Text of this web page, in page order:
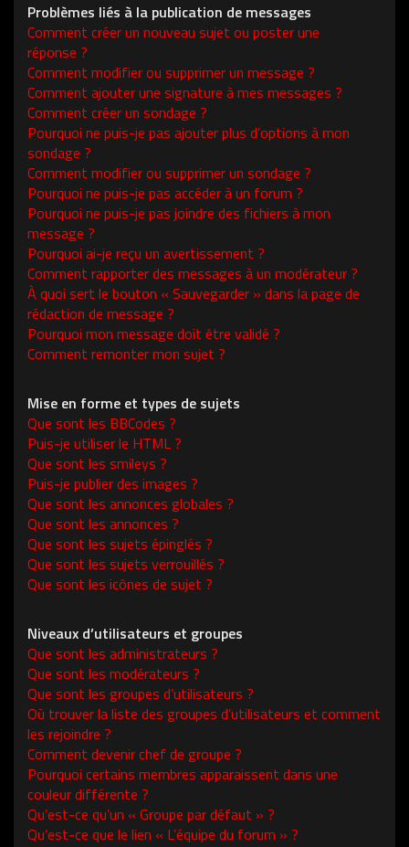
Problèmes liés à la publication de messages
Comment créer un nouveau sujet ou poster une
réponse ?
Comment modifier ou supprimer un message ?
Comment ajouter une signature à mes messages ?
Comment créer un sondage ?
Pourquoi ne puis-je pas ajouter plus d’options à mon
sondage ?
Comment modifier ou supprimer un sondage ?
Pourquoi ne puis-je pas accéder à un forum ?
Pourquoi ne puis-je pas joindre des fichiers à mon
message ?
Pourquoi ai-je reçu un avertissement ?
Comment rapporter des messages à un modérateur ?
À quoi sert le bouton « Sauvegarder » dans la page de
rédaction de message ?
Pourquoi mon message doit être validé ?
Comment remonter mon sujet ?
Mise en forme et types de sujets
Que sont les BBCodes ?
Puis-je utiliser le HTML ?
Que sont les smileys ?
Puis-je publier des images ?
Que sont les annonces globales ?
Que sont les annonces ?
Que sont les sujets épinglés ?
Que sont les sujets verrouillés ?
Que sont les icônes de sujet ?
Niveaux d’utilisateurs et groupes
Que sont les administrateurs ?
Que sont les modérateurs ?
Que sont les groupes d’utilisateurs ?
Où trouver la liste des groupes d’utilisateurs et comment
les rejoindre ?
Comment devenir chef de groupe ?
Pourquoi certains membres apparaissent dans une
couleur différente ?
Qu’est-ce qu’un « Groupe par défaut » ?
Qu’est-ce que le lien « L’équipe du forum » ?